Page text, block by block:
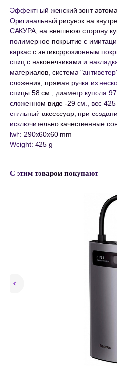
Эффектный женский зонт
Оригинальный рисунок на
САКУРА, на внешнюю сторону
полимерное покрытие с
каркас с антикоррозионным
спиц с наконечниками и
материалов, система
сложения, прямая ручка из
спицы 58 см., диаметр купола
сложенном виде -29 см., вес
стильный аксессуар, при
исключительно качественные
lwh: 290x60x60 mm
Weight: 425 g
С этим товаром покупают